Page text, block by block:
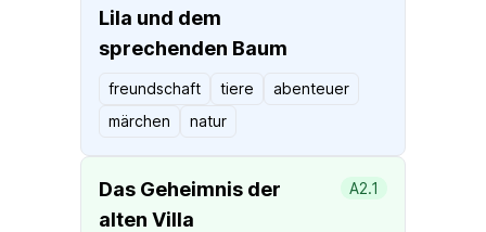
Lila und dem
sprechenden Baum
freundschaft tiere
abenteuer
märchen
natur
Das Geheimnis der
alten Villa
A2.1